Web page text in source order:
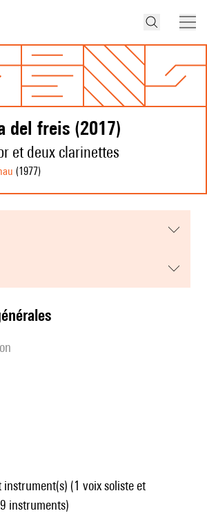
del freis (2017)
et deux clarinettes
(1977)
(1 voix soliste et
instruments)